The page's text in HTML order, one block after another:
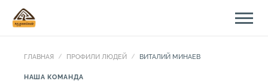
ГЛАВНАЯ ПРОФИЛИ ЛЮДЕЙ ВИТАЛИЙ МИНАЕВ
НАША КОМАНДА